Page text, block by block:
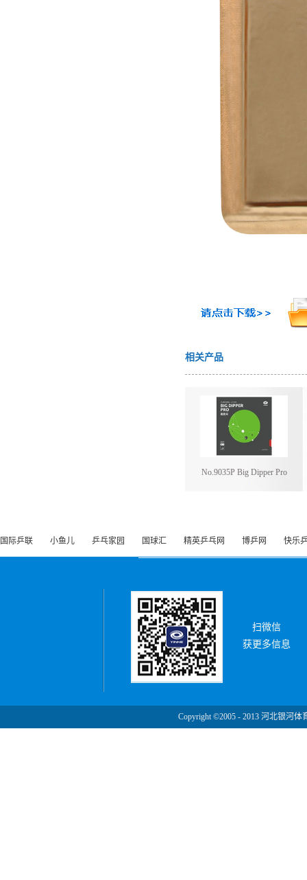
相关产品
No.9035P Big Dipper Pro
国际乒联 小鱼儿 乒乓家园 国球汇 精英乒乓网 博乒网 快乐
扫微信
获更多信息
Copyright ©2005 - 2013 河北银河体